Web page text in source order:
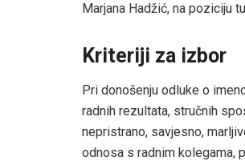
Marjana Hadžić, na poziciju
Kriteriji za izbor
Pri donošenju odluke o
radnih rezultata, stručnih
nepristrano, savjesno,
odnosa s radnim kolegama,